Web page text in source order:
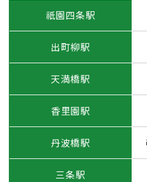
祇園四条駅
出町柳駅
天満橋駅
香里園駅
丹波橋駅
三条駅